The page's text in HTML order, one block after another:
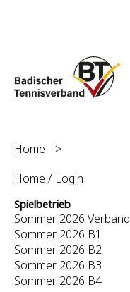
Home
>
Home / Login
Spielbetrieb
Sommer 2026 Verband
Sommer 2026 B1
Sommer 2026 B2
Sommer 2026 B3
Sommer 2026 B4